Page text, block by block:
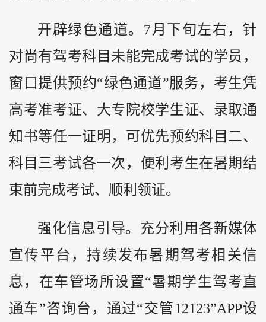
开辟绿色通道。7月下旬左右，针
对尚有驾考科目未能完成考试的学员，
窗口提供预约“绿色通道”服务，考生凭
高考准考证、大专院校学生证、录取通
知书等任一证明，可优先预约科目二、
科目三考试各一次，便利考生在暑期结
束前完成考试、顺利领证。
强化信息引导。充分利用各新媒体
宣传平台，持续发布暑期驾考相关信
息，在车管场所设置“暑期学生驾考直
通车”咨询台，通过“交管12123”APP设